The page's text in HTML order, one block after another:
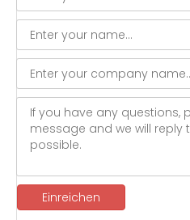
Einreichen